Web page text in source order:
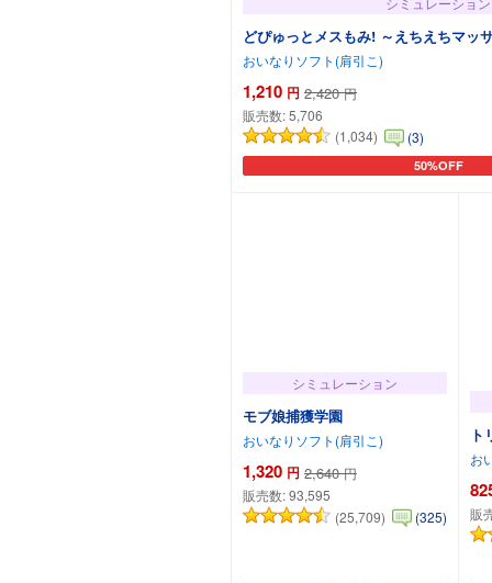
どぴゅっとメスもみ! ～えちえちマッ
おいなりソフト(肩引こ)
1,210 円 2,420 円
販売数:5,706
(1,034)
(3)
50%OFF
カートに追加
シミュレーション
モブ娘捕獲学園
おいなりソフト(肩引こ)
1,320 円 2,640 円
販売数:93,595
(25,709)
(325)
ト
お
販